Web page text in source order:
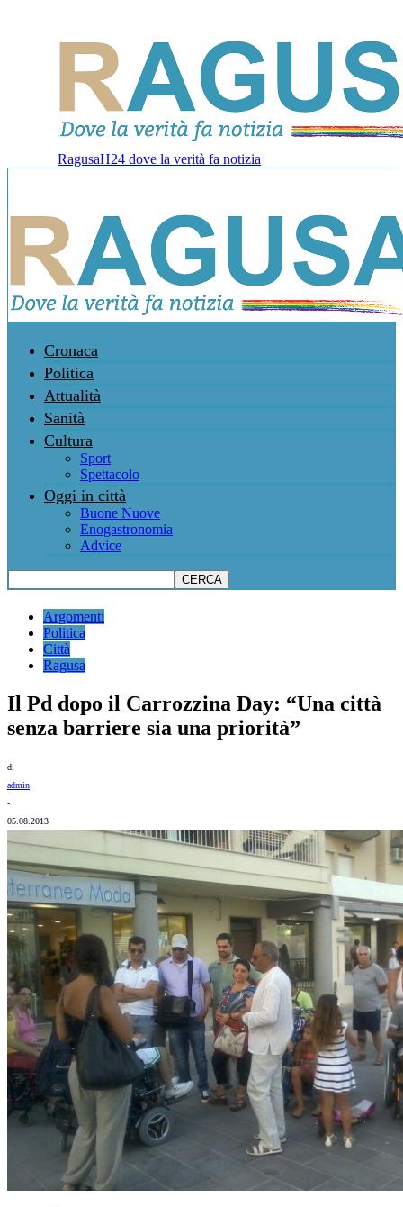
RagusaH24 dove la verità fa notizia
Cronaca
Politica
Attualità
Sanità
Cultura
Sport
Spettacolo
Oggi in città
Buone Nuove
Enogastronomia
Advice
Argomenti
Politica
Città
Ragusa
Il Pd dopo il Carrozzina Day: “Una città
senza barriere sia una priorità”
di
admin
-
05.08.2013